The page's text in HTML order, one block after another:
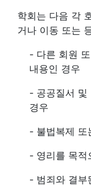
학회는 다음 각
거나 이동 또는
- 다른 회원
내용인 경우
- 공공질서 및
경우
- 불법복제 또
- 영리를 목적
- 범죄와 결부